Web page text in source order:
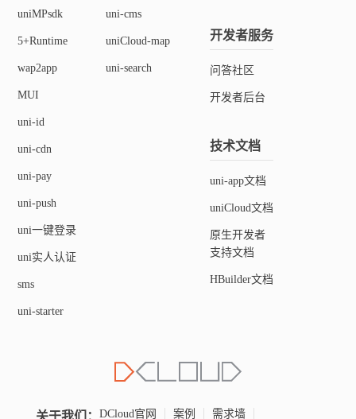
uniMPsdk
5+Runtime
wap2app
MUI
uni-id
uni-cdn
uni-pay
uni-push
uni一键登录
uni实人认证
sms
uni-starter
uni-cms
uniCloud-map
uni-search
开发者服务
问答社区
开发者后台
技术文档
uni-app文档
uniCloud文档
原生开发者
支持文档
HBuilder文档
DCloud官网 案例 需求墙